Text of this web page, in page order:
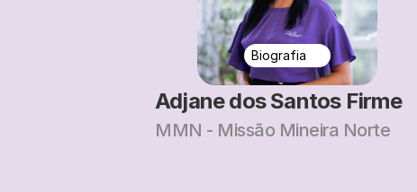
Biografia
Adjane dos Santos Firme
MMN - Missão Mineira Norte